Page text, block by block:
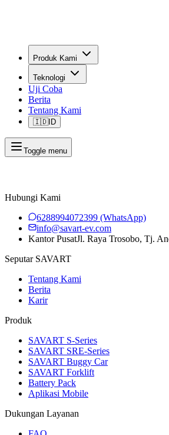
Produk Kami
Teknologi
Uji Coba
Berita
Tentang Kami
🇮🇩ID
Toggle menu
Hubungi Kami
6288994072399 (WhatsApp)
info@savart-ev.com
Kantor PusatJl. Raya Trosobo, Tj.
Seputar SAVART
Tentang Kami
Berita
Karir
Produk
SAVART S-Series
SAVART SRE-Series
SAVART Buggy Car
SAVART Forklift
Battery Pack
Aplikasi Mobile
Dukungan Layanan